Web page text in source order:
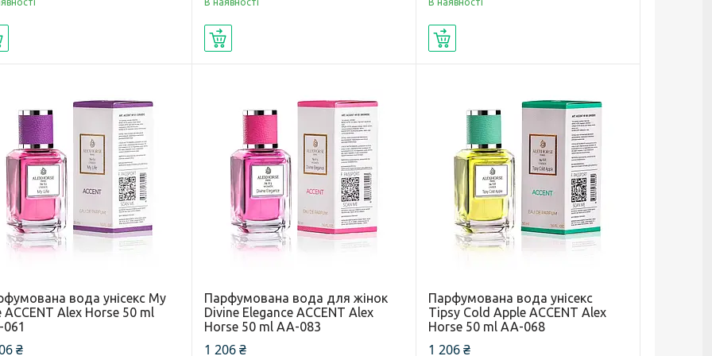
вода унісекс My
ACCENT Alex Horse 50 ml
₴
Парфумована вода для жінок
Divine Elegance ACCENT Alex
Horse 50 ml AA-083
1 206 ₴
Парфумована вода унісекс
Tipsy Cold Apple ACCENT Alex
Horse 50 ml AA-068
1 206 ₴